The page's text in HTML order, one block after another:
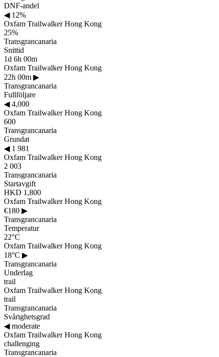
DNF-andel
◀12%
Oxfam Trailwalker Hong Kong
25%
Transgrancanaria
Snittid
1d 6h 00m
Oxfam Trailwalker Hong Kong
22h 00m ▶
Transgrancanaria
Fullföljare
◀4,000
Oxfam Trailwalker Hong Kong
600
Transgrancanaria
Grundat
◀1 981
Oxfam Trailwalker Hong Kong
2 003
Transgrancanaria
Startavgift
HKD 1,800
Oxfam Trailwalker Hong Kong
€180 ▶
Transgrancanaria
Temperatur
22°C
Oxfam Trailwalker Hong Kong
18°C ▶
Transgrancanaria
Underlag
trail
Oxfam Trailwalker Hong Kong
trail
Transgrancanaria
Svårighetsgrad
◀moderate
Oxfam Trailwalker Hong Kong
challenging
Transgrancanaria